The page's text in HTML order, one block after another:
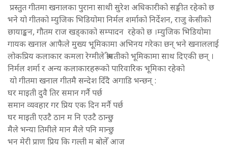
प्रस्तुत गीतमा खनालका पुराना साथी सुरेश अधिकारीको सङ्गीत रहेको छ
भने यो गीतको म्युजिक भिडियोमा निर्मल शर्माको निर्देशन, राजु केसीको
छायाङ्कन, गौतम राज खड्काको सम्पादन रहेको छ ।म्युजिक भिडियोमा
गायक खनाल आफैले मुख्य भूमिकामा अभिनय गरेका छन् भने खनाललाई
लोकप्रिय कलाकार कमला रेग्मीले श्रीमतीको भूमिकामा साथ दिएकी छन् ।
निर्मल शर्मा र अन्य कलाकारहरूको पारिवारिक भूमिका रहेको
यो गीतमा खनाल गीतमै सन्देश दिँदै अगाडि भन्छन् :
घर माइती दुवै तिर समान गर्नै पर्छ
समान व्यवहार गर प्रिय एक दिन मर्नै पर्छ
घर माइती एउटै ठान म नि एउटै ठान्छु
मैले भन्या तिमीले मान मैले पनि मान्छु
भन मेरी प्राण प्रिय कि गल्ती म बोलेँ आज